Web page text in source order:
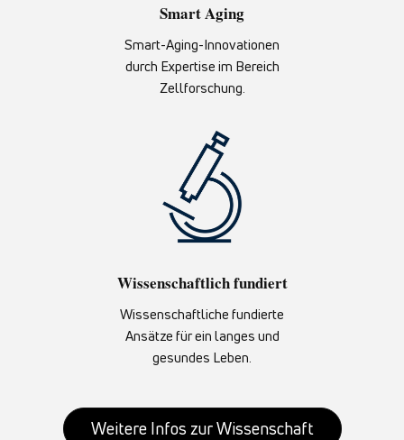
Smart Aging
Smart-Aging-Innovationen
durch Expertise im Bereich
Zellforschung.
Wissenschaftlich fundiert
Wissenschaftliche fundierte
Ansätze für ein langes und
gesundes Leben.
Weitere Infos zur Wissenschaft